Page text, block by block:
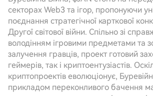
секторах Web3 та ігор, пропонуючи
поєднання стратегічної карткової
Другої світової війни. Спільно зі
володінням ігровими предметами та
залучення гравців, проект готовий
геймерів, так і криптоентузіастів.
криптопроектів еволюціонує,
прикладом переконливого бачення